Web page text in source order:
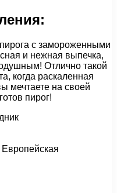
с замороженными
и нежная выпечка,
Отлично такой
когда раскаленная
мечтаете на своей
пирог!
Европейская